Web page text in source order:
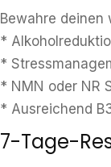
Bewahre
*
*
* NMN oder NR
* Ausreichend
7-Tage-